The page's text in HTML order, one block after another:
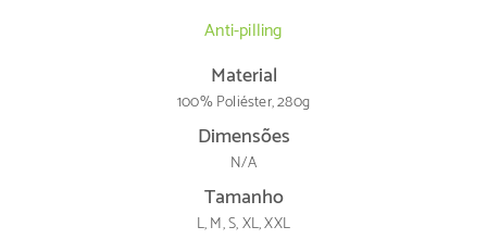
Anti-pilling
Material
100% Poliéster, 280g
Dimensões
N/A
Tamanho
L, M, S, XL, XXL